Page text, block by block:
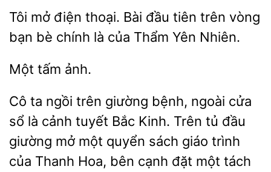
mở điện thoại. Bài đầu
trên vòng
bạn bè chính là
Thẩm Yên Nhiên.
Cô ta ngồi trên giường bệnh, ngoài
sổ là cảnh tuyết Bắc Kinh. Trên tủ đầu
giường mở một
sách giáo trình
của Thanh Hoa, bên cạnh đặt
tách